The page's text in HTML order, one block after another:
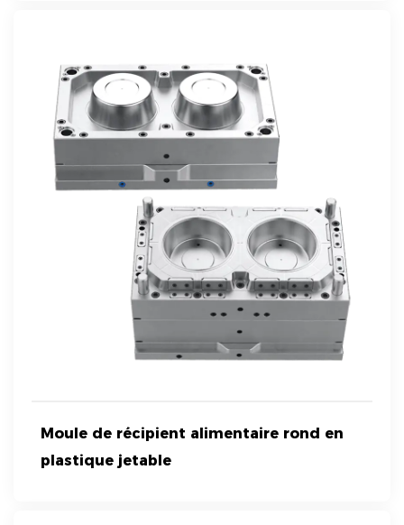
Moule de récipient alimentaire rond en
plastique jetable